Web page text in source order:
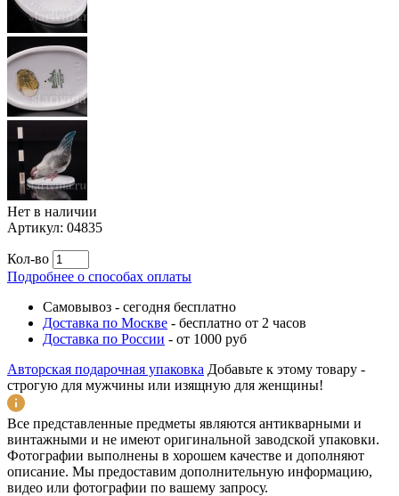
Нет в наличии
Артикул: 04835
Кол-во
Подробнее о способах оплаты
Самовывоз - сегодня бесплатно
Доставка по Москве - бесплатно от 2 часов
Доставка по России - от 1000 руб
Авторская подарочная упаковка Добавьте к этому товару -
строгую для мужчины или изящную для женщины!
Все представленные предметы являются антикварными и
винтажными и не имеют оригинальной заводской упаковки.
Фотографии выполнены в хорошем качестве и дополняют
описание. Мы предоставим дополнительную информацию,
видео или фотографии по вашему запросу.